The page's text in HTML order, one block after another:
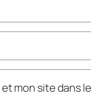
mon site dans